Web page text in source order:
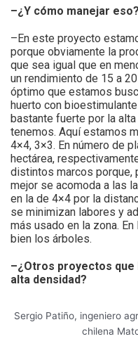
–¿Y cómo manejar eso?
–En este proyecto
porque obviamente la
que sea igual que en
un rendimiento de 15 a
óptimo que estamos
huerto con
bastante fuerte por la
tenemos. Aquí estamos
4×4, 3×3. En número de
hectárea,
distintos marcos porque,
mejor se acomoda a las
en la de 4×4 por la
se minimizan labores y
más usado en la zona.
bien los árboles.
–¿Otros proyectos que
alta densidad?
Sergio Patiño, ingeniero
chilena